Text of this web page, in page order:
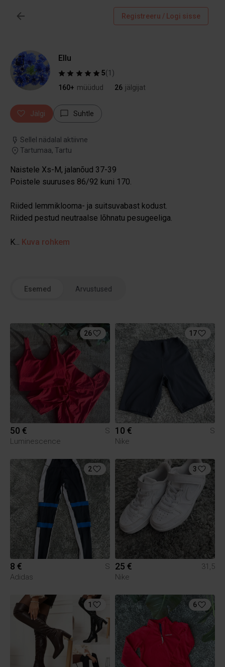
Registreeru / Logi sisse
Ellu
5(1 )
160+ müüdud 26 jälgijat
Jälgi Suhtle
Sellel nädalal aktiivne
Tartumaa, Tartu
Naistele Xs-M, jalanõud 37-39
Poistele suuruses 86/92 kuni 170.
Riided lemmiklooma- ja suitsuvabast kodust.
Riided pestud neutraalse lõhnatu pesugeeliga.
K... Kuva rohkem
Esemed Arvustused
26
50 €
S
Luminescence
17
10 €
S
Nike
2
8 €
S
Adidas
3
25 €
31,5
Nike
1 6